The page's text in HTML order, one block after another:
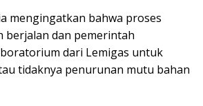
mengingatkan bahwa proses
berjalan dan pemerintah
dari Lemigas untuk
tidaknya penurunan mutu bahan